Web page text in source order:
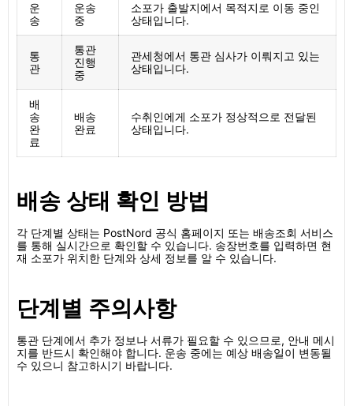
운
송
운송
중
소포가 출발지에서 목적지로 이동 중인
상태입니다.
통
관
통관
진행
중
관세청에서 통관 심사가 이뤄지고 있는
상태입니다.
배
송
완
료
배송
완료
수취인에게 소포가 정상적으로 전달된
상태입니다.
배송 상태 확인 방법
각 단계별 상태는 PostNord 공식 홈페이지 또는 배송조회 서비스
를 통해 실시간으로 확인할 수 있습니다. 송장번호를 입력하면 현
재 소포가 위치한 단계와 상세 정보를 알 수 있습니다.
단계별 주의사항
통관 단계에서 추가 정보나 서류가 필요할 수 있으므로, 안내 메시
지를 반드시 확인해야 합니다. 운송 중에는 예상 배송일이 변동될
수 있으니 참고하시기 바랍니다.